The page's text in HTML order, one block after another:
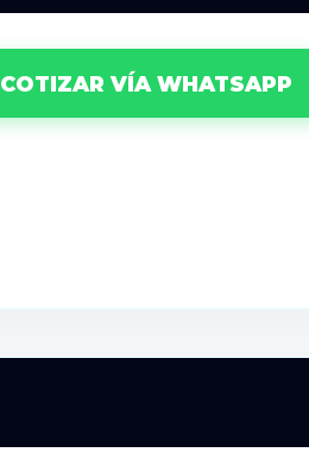
COTIZAR VÍA WHATSAPP